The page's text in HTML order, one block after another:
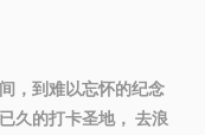
，到难以忘怀的纪念
久的打卡圣地， 去浪